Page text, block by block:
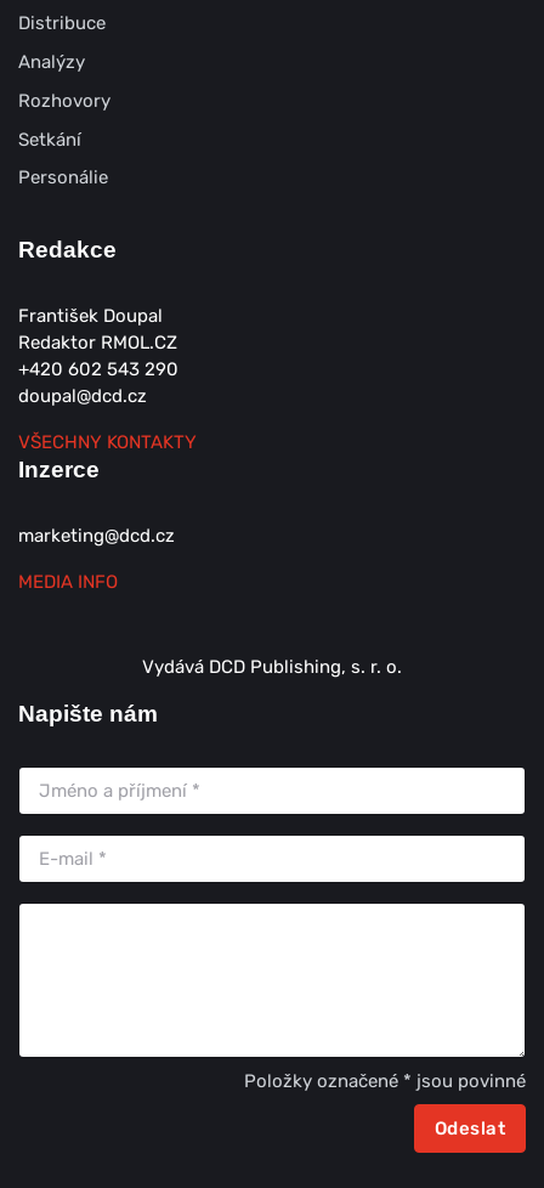
Distribuce
Analýzy
Rozhovory
Setkání
Personálie
Redakce
František Doupal
Redaktor RMOL.CZ
+420 602 543 290
doupal@dcd.cz
VŠECHNY KONTAKTY
Inzerce
marketing@dcd.cz
MEDIA INFO
Vydává DCD Publishing, s. r. o.
Napište nám
Položky označené * jsou povinné